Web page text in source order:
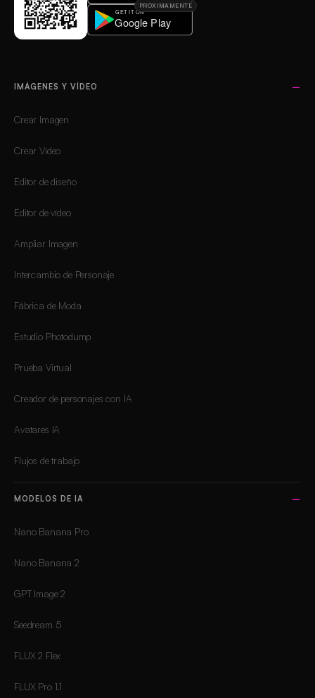
PRÓXIMAMENTE
IMÁGENES Y VÍDEO
Crear Imagen
Crear Vídeo
Editor de diseño
Editor de vídeo
Ampliar Imagen
Intercambio de Personaje
Fábrica de Moda
Estudio Photodump
Prueba Virtual
Creador de personajes con IA
Avatares IA
Flujos de trabajo
MODELOS DE IA
Nano Banana Pro
Nano Banana 2
GPT Image 2
Seedream 5
FLUX 2 Flex
FLUX Pro 1.1